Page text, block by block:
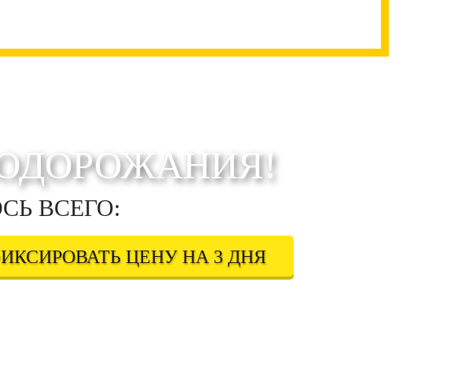
ВСЕГО:
ЦЕНУ НА 3 ДНЯ